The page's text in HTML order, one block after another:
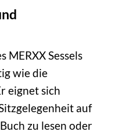
MERXX Sessels
wie die
eignet sich
auf
zu lesen oder